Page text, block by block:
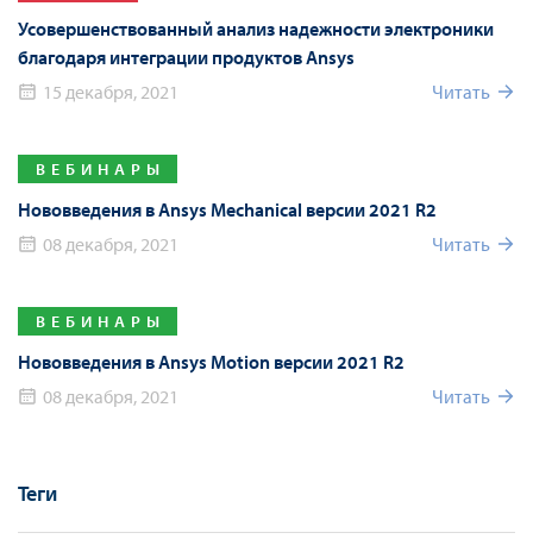
Усовершенствованный анализ надежности электроники
благодаря интеграции продуктов Ansys
15 декабря, 2021
Читать
ВЕБИНАРЫ
Нововведения в Ansys Mechanical версии 2021 R2
08 декабря, 2021
Читать
ВЕБИНАРЫ
Нововведения в Ansys Motion версии 2021 R2
08 декабря, 2021
Читать
Теги